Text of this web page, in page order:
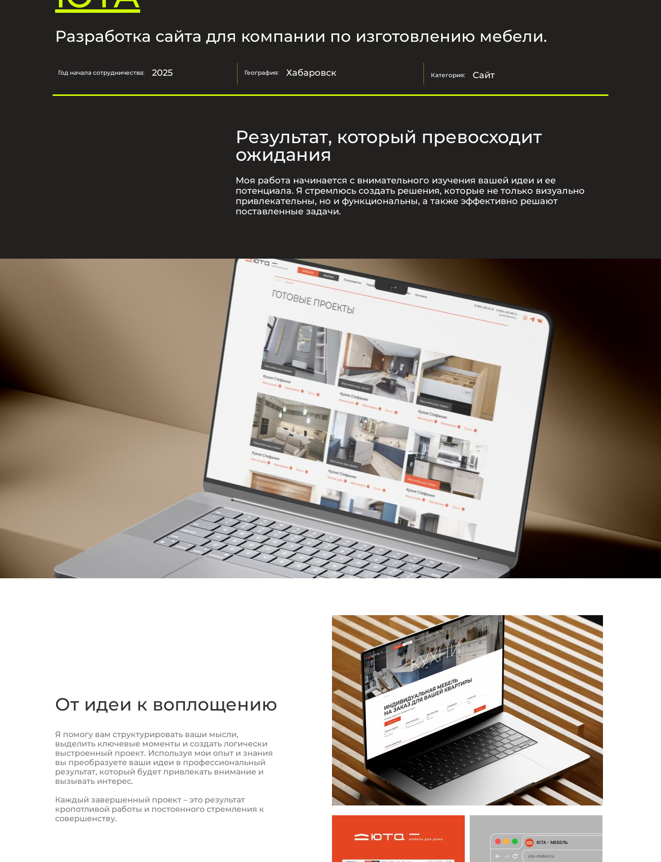
Разработка сайта для компании по изготовлению мебели.
Год начала сотрудничества: 2025 География: Хабаровск Категория: Сайт
Результат, который превосходит
ожидания
Моя работа начинается с внимательного изучения вашей идеи и ее
потенциала. Я стремлюсь создать решения, которые не только визуально
привлекательны, но и функциональны, а также эффективно решают
поставленные задачи.
От идеи к воплощению
Я помогу вам структурировать ваши мысли,
выделить ключевые моменты и создать логически
выстроенный проект. Используя мои опыт и знания
вы преобразуете ваши идеи в профессиональный
результат, который будет привлекать внимание и
вызывать интерес.
Каждый завершенный проект – это результат
кропотливой работы и постоянного стремления к
совершенству.